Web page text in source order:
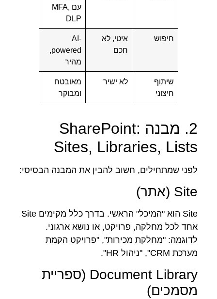
עם MFA,
DLP
חיפוש
איטי, לא
חכם
AI-
מהיר
שיתוף
חיצוני
לא ישיר
מאובטח
ומבוקר
2. מבנה SharePoint:
Sites, Libraries, Lists
לפני שמתחילים, חשוב להבין את המבנה הבסיסי:
Site (אתר)
Site הוא "המיכל" הראשי. בדרך כלל מקימים Site
אחד לכל מחלקה, פרויקט, או נושא ארגוני.
לדוגמה: "מחלקת מכירות", "פרויקט הקמת
מערכת CRM", "ניהול HR".
Document Library (ספריית
מסמכים)